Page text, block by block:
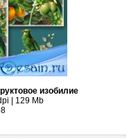
изобилие
| 129 Mb